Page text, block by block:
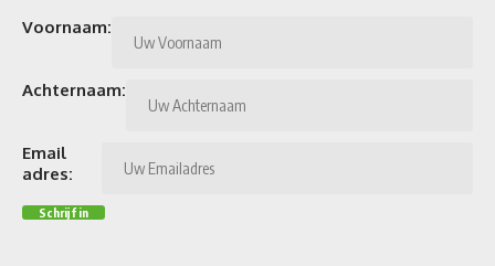
Voornaam:
Achternaam:
Email
adres: